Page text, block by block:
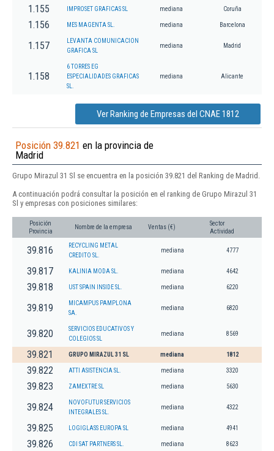
1.155 IMPROSET GRAFICAS SL mediana Coruña
1.156 MES MAGENTA SL. mediana Barcelona
1.157
LEVANTA COMUNICACION
GRAFICA SL
mediana Madrid
1.158
6 TORRES EG
ESPECIALIDADES GRAFICAS
SL.
mediana Alicante
Ver Ranking de Empresas del CNAE 1812
Posición 39.821 en la provincia de
Madrid
Grupo Mirazul 31 Sl se encuentra en la posición 39.821 del Ranking de Madrid.
A continuación podrá consultar la posición en el ranking de Grupo Mirazul 31
Sl y empresas con posiciones similares:
Posición
Provincia
Nombre de la empresa Ventas (€)
Sector
Actividad
39.816
RECYCLING METAL
CREDITO SL.
mediana 4777
39.817 KALINIA MODA SL. mediana 4642
39.818 UST SPAIN INSIDE SL. mediana 6220
39.819
MICAMPUS PAMPLONA
SA.
mediana 6820
39.820
SERVICIOS EDUCATIVOS Y
COLEGIOS SL
mediana 8569
39.821 GRUPO MIRAZUL 31 SL mediana 1812
39.822 ATTI ASISTENCIA SL. mediana 3320
39.823 ZAMEXTRE SL mediana 5630
39.824
NOVOFUTUR SERVICIOS
INTEGRALES SL.
mediana 4322
39.825 LOGIGLASS EUROPA SL mediana 4941
39.826 CDI SAT PARTNERS SL. mediana 8623